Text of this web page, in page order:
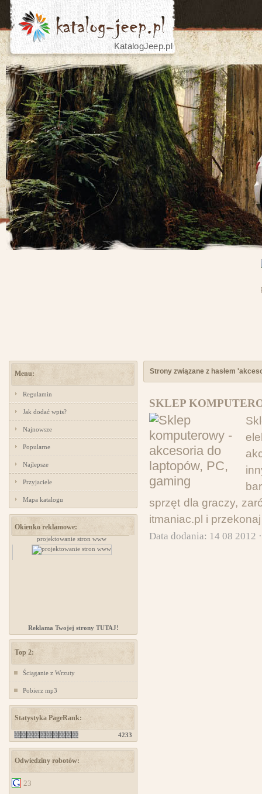
KatalogJeep.pl
Menu:
Regulamin
Jak dodać wpis?
Najnowsze
Popularne
Najlepsze
Przyjaciele
Mapa katalogu
Okienko reklamowe:
projektowanie stron www www.ministerstwogadzetow.com
Reklama Twojej strony TUTAJ!
Top 2:
Ściąganie z Wrzuty
Pobierz mp3
Statystyka PageRank:
4233
Odwiedziny robotów:
23
Strony związane z hasłem
SKLEP
sprzęt dla graczy,
itmaniac.pl i
Data dodania: 14 08 2012